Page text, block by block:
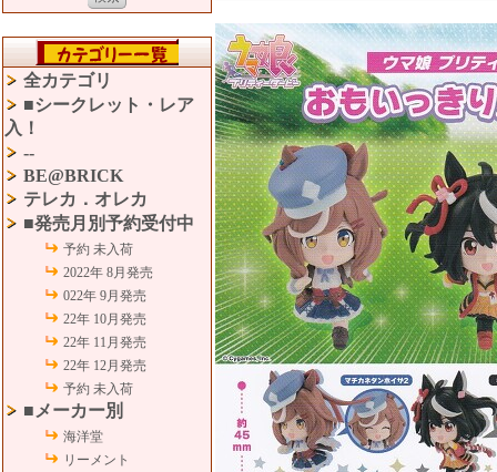
全カテゴリ
■シークレット・レア
入！
--
BE@BRICK
テレカ．オレカ
■発売月別予約受付中
予約 未入荷
2022年 8月発売
022年 9月発売
22年 10月発売
22年 11月発売
22年 12月発売
予約 未入荷
■メーカー別
海洋堂
リーメント